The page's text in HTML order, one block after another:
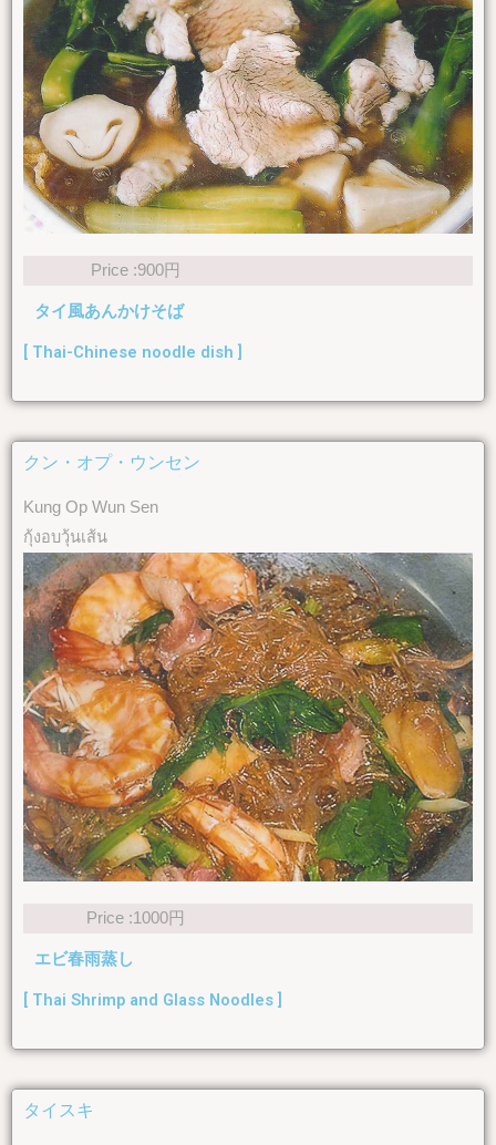
Price :900円
タイ風あんかけそば
[ Thai-Chinese noodle dish ]
クン・オプ・ウンセン
Kung Op Wun Sen
กุ้งอบวุ้นเส้น
Price :1000円
エビ春雨蒸し
[ Thai Shrimp and Glass Noodles ]
タイスキ